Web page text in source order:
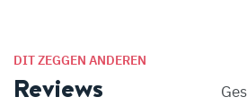
DIT ZEGGEN ANDEREN
Reviews